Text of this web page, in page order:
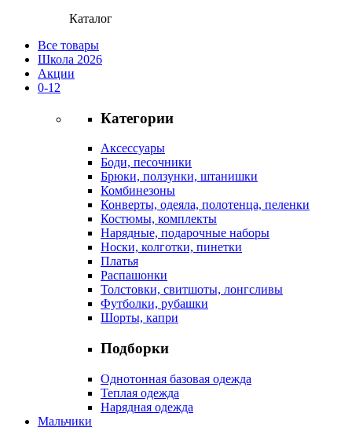
Каталог
Все товары
Школа 2026
Акции
0-12
Категории
Аксессуары
Боди, песочники
Брюки, ползунки, штанишки
Комбинезоны
Конверты, одеяла, полотенца, пеленки
Костюмы, комплекты
Нарядные, подарочные наборы
Носки, колготки, пинетки
Платья
Распашонки
Толстовки, свитшоты, лонгсливы
Футболки, рубашки
Шорты, капри
Подборки
Однотонная базовая одежда
Теплая одежда
Нарядная одежда
Мальчики